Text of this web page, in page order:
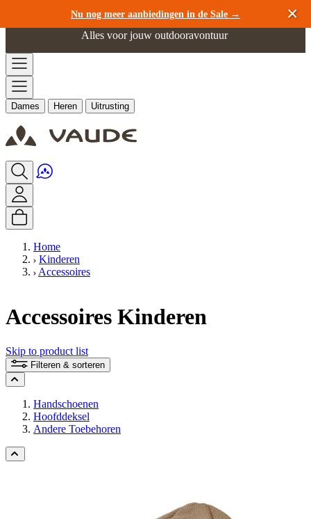
Nu nog meer aanbiedingen in de Sale →
Ga naar de inhoud
Alles voor jouw outdooravontuur
Dames Heren Uitrusting
Home
Kinderen
Accessoires
Accessoires Kinderen
Skip to product list
Filteren & sorteren
Handschoenen
Hoofddeksel
Andere Toebehoren